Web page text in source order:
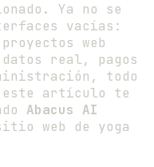
Ya no se
vacías:
web
real, pagos
todo
este artículo te
Abacus AI
web de yoga